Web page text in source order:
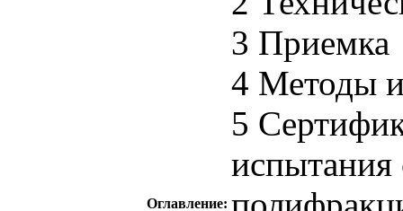
Оглавление:
3 Приемка
4 Методы
5
испытания